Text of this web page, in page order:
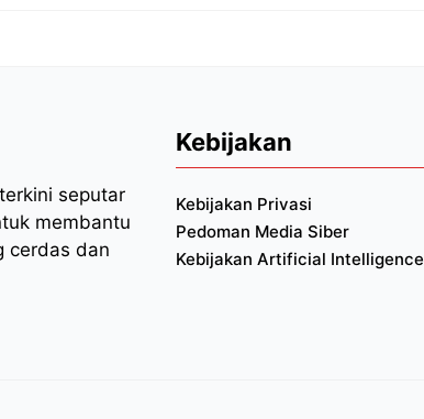
seputar
membantu
cerdas dan
Kebijakan
Kebijakan Privasi
Pedoman Media Siber
Kebijakan Artificial Intelligence